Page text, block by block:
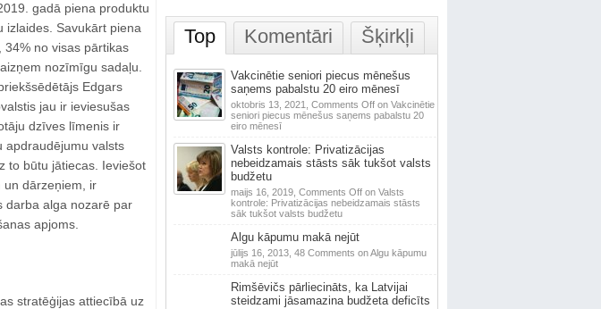
gadā piena produktu
izlaides. Savukārt piena
no visas pārtikas
nozīmīgu sadaļu.
Edgars
jau ir ieviesušas
dzīves līmenis ir
apdraudējumu valsts
to būtu jātiecas. Ieviešot
un dārzeņiem, ir
darba alga nozarē par
apjoms.
stratēģijas attiecībā uz
Top Komentāri Šķirkļi
Vakcinētie seniori piecus mēnešus
saņems pabalstu 20 eiro mēnesī
oktobris 13, 2021, Comments Offon Vakcinētie
seniori piecus mēnešus saņems pabalstu 20
eiro mēnesī
Valsts kontrole: Privatizācijas
nebeidzamais stāsts sāk tukšot valsts
budžetu
maijs 16, 2019, Comments Offon Valsts
kontrole: Privatizācijas nebeidzamais stāsts
sāk tukšot valsts budžetu
Algu kāpumu makā nejūt
jūlijs 16, 2013, 48 Comments on Algu kāpumu
makā nejūt
Rimšēvičs pārliecināts, ka Latvijai
steidzami jāsamazina budžeta deficīts